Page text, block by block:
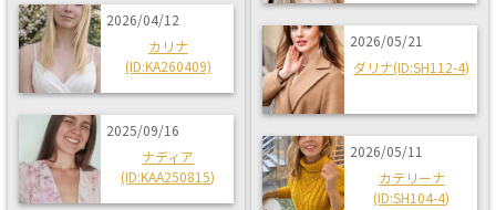
2026/04/12
カリナ
(ID:KA260409)
2025/09/16
ナディア
(ID:KAA250815)
2026/05/21
ダリナ(ID:SH112-4)
2026/05/11
カテリーナ
(ID:SH104-4)